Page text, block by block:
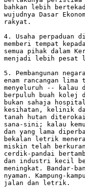
bahkan lebih
wujudnya Dasar
rakyat.
4. Usaha perpaduan
memberi tempat
semua pihak dalam
menjadi lebih pesat
5. Pembangunan
enam rancangan
menyeluruh -- kalau
berpuluh buah kolej
bukan sahaja
kesihatan, kelinik
tanah hutan
sana-sini; kalau
dan yang lama
bekalan letrik
miskin telah
cerdik-pandai
dan industri kecil
meningkat. Bandar-
nyaman. Kampung-
jalan dan letrik.